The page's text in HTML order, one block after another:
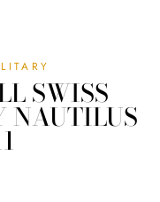
SWISS
NAUTILUS